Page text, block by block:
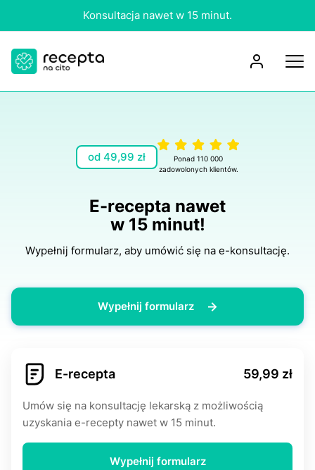
Konsultacja nawet w 15 minut.
od 49,99 zł
Ponad 110 000
zadowolonych klientów.
E-rесерtа nawet
w 15 minut!
Wypełnij formularz, aby umówić się na e-konsultację.
Wypełnij formularz
E-rесерtа 59,99 zł
Umów się na konsultację lekarską z możliwością
uzyskania e-rесерty nawet w 15 minut.
Wypełnij formularz